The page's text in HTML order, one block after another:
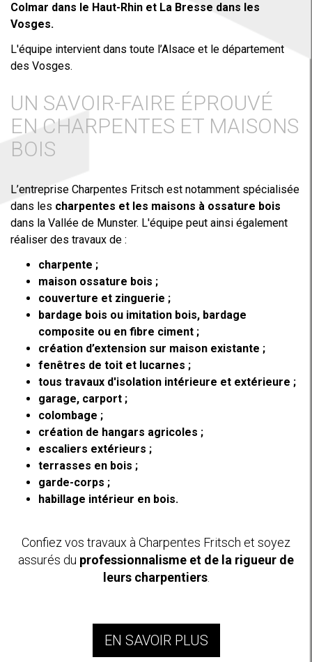
Colmar dans le Haut-Rhin et La Bresse dans les
Vosges.
L'équipe intervient dans toute l’Alsace et le département
des Vosges.
UN SAVOIR-FAIRE ÉPROUVÉ
EN CHARPENTES ET MAISONS
BOIS
L’entreprise Charpentes Fritsch est notamment spécialisée
dans les charpentes et les maisons à ossature bois
dans la Vallée de Munster. L'équipe peut ainsi également
réaliser des travaux de :
charpente ;
maison ossature bois ;
couverture et zinguerie ;
bardage bois ou imitation bois, bardage
composite ou en fibre ciment ;
création d’extension sur maison existante ;
fenêtres de toit et lucarnes ;
tous travaux d'isolation intérieure et extérieure ;
garage, carport ;
colombage ;
création de hangars agricoles ;
escaliers extérieurs ;
terrasses en bois ;
garde-corps ;
habillage intérieur en bois.
Confiez vos travaux à Charpentes Fritsch et soyez
assurés du professionnalisme et de la rigueur de
leurs charpentiers.
EN SAVOIR PLUS